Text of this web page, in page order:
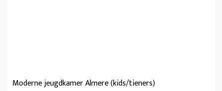
Moderne jeugdkamer Almere (kids/tieners)